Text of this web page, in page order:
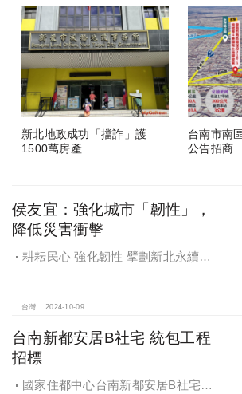
新北地政成功「擋詐」護
1500萬房產
台南市南
公告招商
侯友宜：強化城市「韌性」，
降低災害衝擊
耕耘民心 強化韌性 擘劃新北永續宜
台灣 2024-10-09
台南新都安居B社宅 統包工程
招標
國家住都中心台南新都安居B社宅